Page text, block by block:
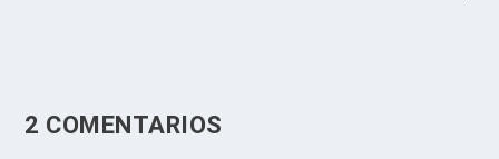
2 COMENTARIOS